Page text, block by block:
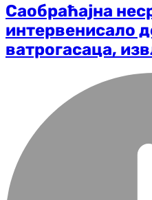
Саобраћајна
интервенисало
ватрогасаца,